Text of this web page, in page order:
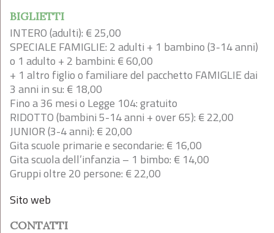
BIGLIETTI
INTERO (adulti): € 25,00
SPECIALE FAMIGLIE: 2 adulti + 1 bambino (3-14 anni)
o 1 adulto + 2 bambini: € 60,00
+ 1 altro figlio o familiare del pacchetto FAMIGLIE dai
3 anni in su: € 18,00
Fino a 36 mesi o Legge 104: gratuito
RIDOTTO (bambini 5-14 anni + over 65): € 22,00
JUNIOR (3-4 anni): € 20,00
Gita scuole primarie e secondarie: € 16,00
Gita scuola dell’infanzia – 1 bimbo: € 14,00
Gruppi oltre 20 persone: € 22,00
Sito web
CONTATTI